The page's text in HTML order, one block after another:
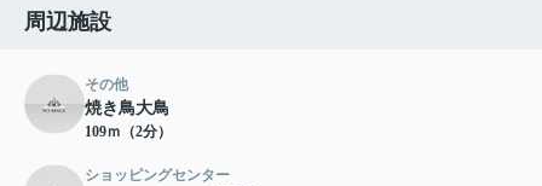
周辺施設
その他
焼き鳥大鳥
109ｍ（2分）
ショッピングセンター